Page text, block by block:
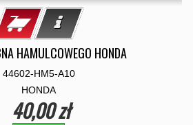
HAMULCOWEGO HONDA
44602-HM5-A10
HONDA
40,00 zł